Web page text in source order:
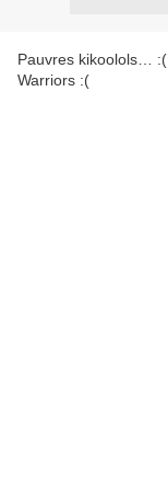
Pauvres kikoolols…
Warriors :(